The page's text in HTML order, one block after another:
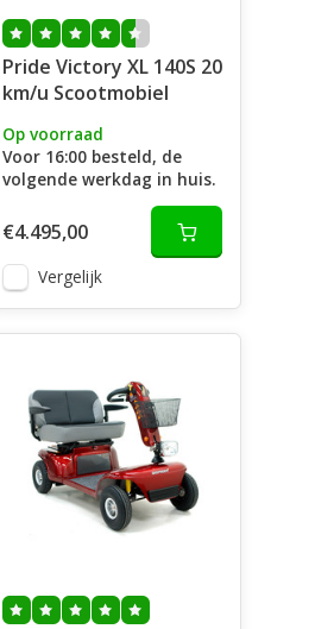
Pride Victory XL 140S 20
km/u Scootmobiel
Op voorraad
Voor 16:00 besteld, de
volgende werkdag in huis.
€4.495,00
Vergelijk